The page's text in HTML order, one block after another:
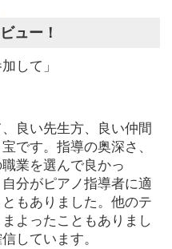
ュー！
して」
良い先生方、良い仲間
です。指導の奥深さ、
業を選んで良かっ
分がピアノ指導者に適
もありました。他のテ
よったこともありまし
しています。